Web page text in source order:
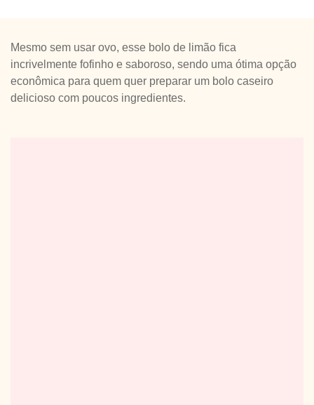
Mesmo sem usar ovo, esse bolo de limão fica
incrivelmente fofinho e saboroso, sendo uma ótima opção
econômica para quem quer preparar um bolo caseiro
delicioso com poucos ingredientes.